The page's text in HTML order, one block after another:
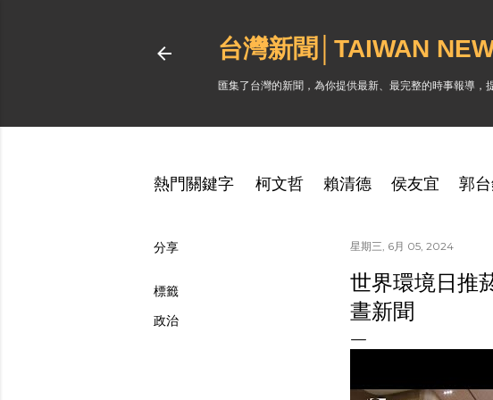
台灣新聞│TAIWAN
匯集了台灣的新聞，為你提供最新、最完整的時事報導，
熱門關鍵字 柯文哲 賴清德 侯友宜 郭
分享
標籤
政治
星期三, 6月 05, 2024
世界環境日推
晝新聞